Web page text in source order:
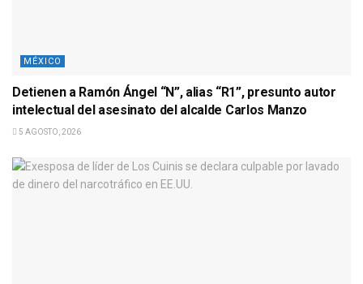
MÉXICO
Detienen a Ramón Ángel “N”, alias “R1”, presunto autor
intelectual del asesinato del alcalde Carlos Manzo
5 AGOSTO, 2026